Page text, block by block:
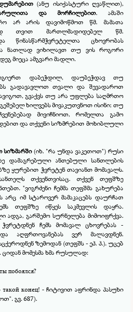
(ანუ ისიქასტური ღვაწლით),
და მორჩილებით. ამაში
არ არის დავიმოწმოთ წმ. მამათა
თვით მართლმადიდებელ წმ.
წინასწარმჭვრეტელთა ცხოვრობას
ნათლად ვიხილავთ თუ ვის როგორი
მიეცა ამგვარი მადლი.
დაბეჭდილ, დაუბეჭდავ თუ
გადავავლოთ თვალი და შევადაროთ
გვაქვს თუ არა უფლება საღმრთო
ხილვებს მივაკუთვნოთ ისინი; თუ
მივიჩნიოთ, რომელთა გამო
და თქვენი სიზმრებით მოხიბლული
(იხ. "რა უნდა ვაკეთოთ") რუსი
დამაგრებული ანთებული სანთლების
ყურებით ჭვრეტენ თავიანთ მომავალს.
თქვენთვისაც. თქვენ თეფშზე
"ვიგრძენი ჩემმა თეფშმა გახურება
არც იმ სტაროვერ მამაკაცებს დაურჩათ
თეფშზე იწყეს საკმევლის დაყრა.
გარშემო სურნელება მიმოიფრქვა.
ჩემს მომავალ ცხოვრებას -
აღფრთოვანებას ვერ მალავდნენ.
ზემოდან (თეფშს - ეპ. პ.). უცებ
ციდან მომესმა ხმა რუსულად:
побоялся?
такой конец! - ჩიტივით აფრინდა პასუხი
გვ. 687).